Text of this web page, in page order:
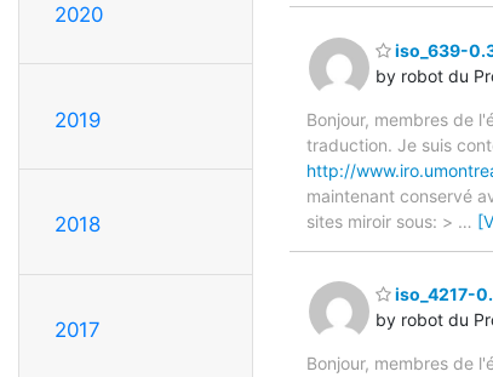
2020
2019
2018
2017
iso_639-
by robot du
Bonjour, membres de
traduction. Je suis
http://
maintenant conservé
sites miroir sous: > …
iso_4217-
by robot du
Bonjour, membres de